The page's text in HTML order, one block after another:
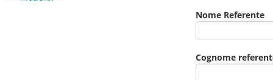
Nome Referente
Cognome